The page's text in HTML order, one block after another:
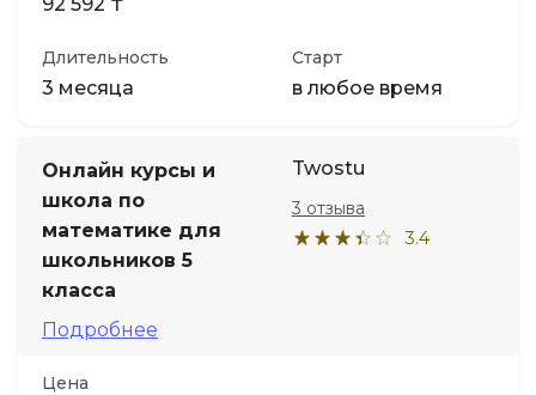
Длительность
3 месяца
Старт
в любое время
Онлайн курсы и
школа по
математике для
школьников 5
класса
Подробнее
Twostu
3.4
3 отзыва
Цена